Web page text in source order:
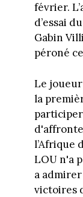
février.
d’essai
Gabin
péroné
Le joueur
la
l’Afrique
LOU n'a
a
victoires